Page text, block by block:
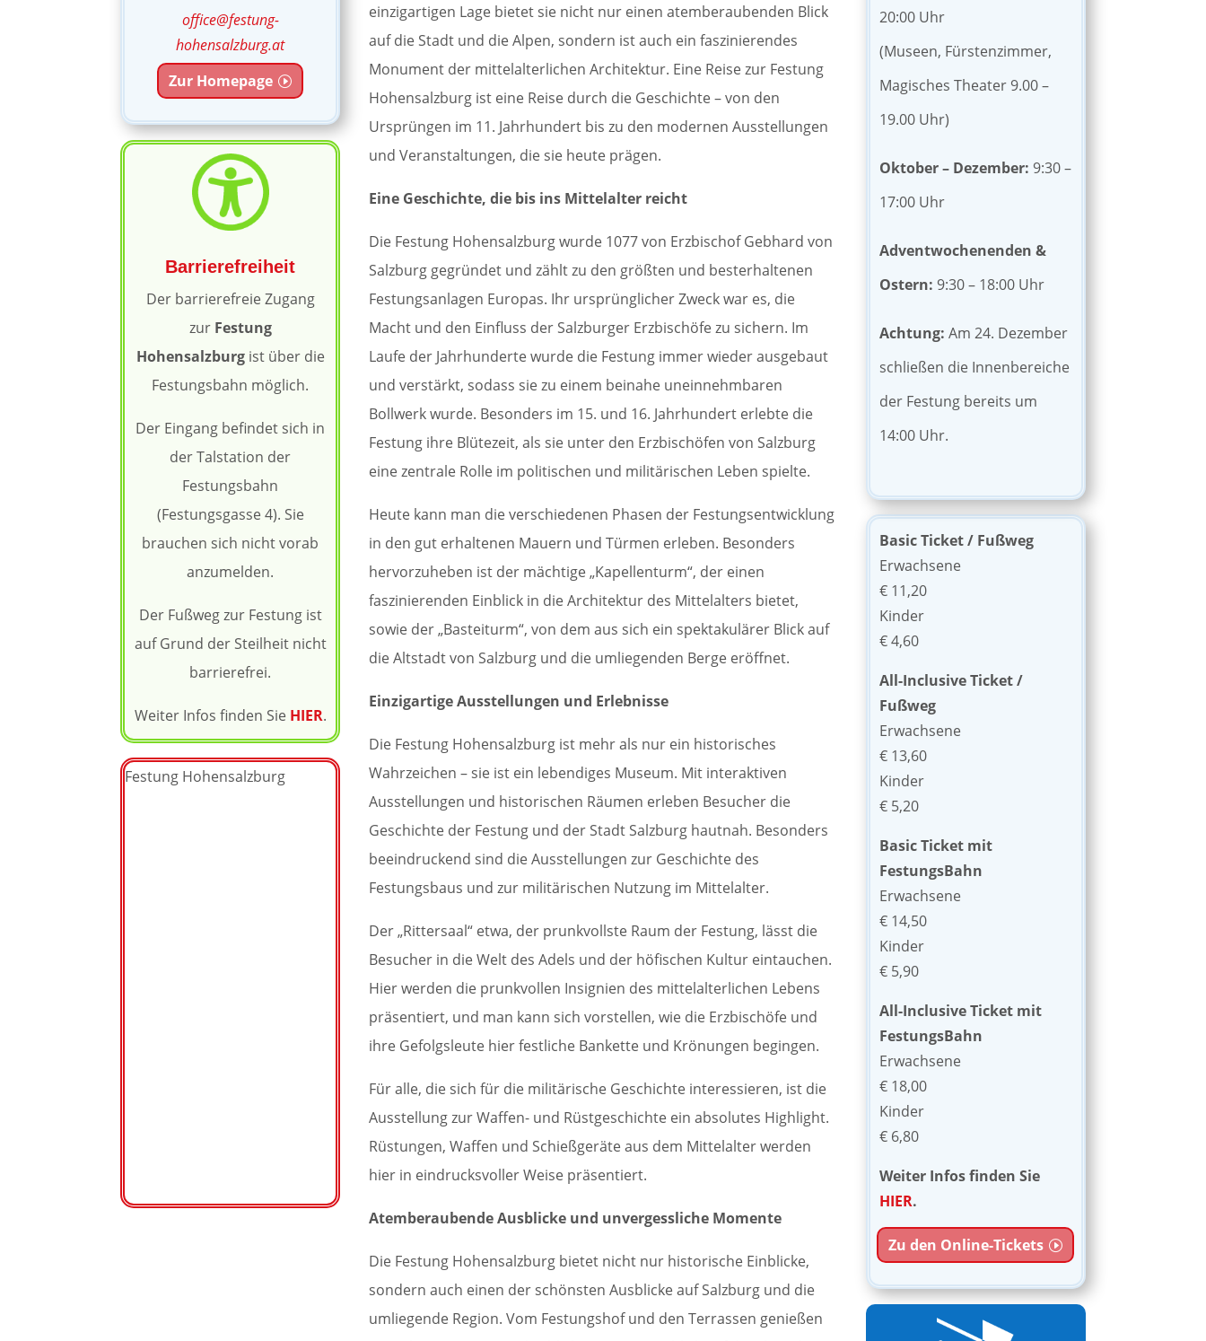
office@festung-
hohensalzburg.at
Zur Homepage
Barrierefreiheit
Der barrierefreie Zugang
zur Festung
Hohensalzburgist über die
Festungsbahn möglich.
Der Eingang befindet sich in
der Talstation der
Festungsbahn
(Festungsgasse 4). Sie
brauchen sich nicht vorab
anzumelden.
Der Fußweg zur Festung ist
auf Grund der Steilheit nicht
barrierefrei.
Weiter Infos finden Sie HIER.
Festung Hohensalzburg
einzigartigen Lage bietet sie nicht nur einen atemberaubenden Blick
auf die Stadt und die Alpen, sondern ist auch ein faszinierendes
Monument der mittelalterlichen Architektur. Eine Reise zur Festung
Hohensalzburg ist eine Reise durch die Geschichte – von den
Ursprüngen im 11. Jahrhundert bis zu den modernen Ausstellungen
und Veranstaltungen, die sie heute prägen.
Eine Geschichte, die bis ins Mittelalter reicht
Die Festung Hohensalzburg wurde 1077 von Erzbischof Gebhard von
Salzburg gegründet und zählt zu den größten und besterhaltenen
Festungsanlagen Europas. Ihr ursprünglicher Zweck war es, die
Macht und den Einfluss der Salzburger Erzbischöfe zu sichern. Im
Laufe der Jahrhunderte wurde die Festung immer wieder ausgebaut
und verstärkt, sodass sie zu einem beinahe uneinnehmbaren
Bollwerk wurde. Besonders im 15. und 16. Jahrhundert erlebte die
Festung ihre Blütezeit, als sie unter den Erzbischöfen von Salzburg
eine zentrale Rolle im politischen und militärischen Leben spielte.
Heute kann man die verschiedenen Phasen der Festungsentwicklung
in den gut erhaltenen Mauern und Türmen erleben. Besonders
hervorzuheben ist der mächtige „Kapellenturm“, der einen
faszinierenden Einblick in die Architektur des Mittelalters bietet,
sowie der „Basteiturm“, von dem aus sich ein spektakulärer Blick auf
die Altstadt von Salzburg und die umliegenden Berge eröffnet.
Einzigartige Ausstellungen und Erlebnisse
Die Festung Hohensalzburg ist mehr als nur ein historisches
Wahrzeichen – sie ist ein lebendiges Museum. Mit interaktiven
Ausstellungen und historischen Räumen erleben Besucher die
Geschichte der Festung und der Stadt Salzburg hautnah. Besonders
beeindruckend sind die Ausstellungen zur Geschichte des
Festungsbaus und zur militärischen Nutzung im Mittelalter.
Der „Rittersaal“ etwa, der prunkvollste Raum der Festung, lässt die
Besucher in die Welt des Adels und der höfischen Kultur eintauchen.
Hier werden die prunkvollen Insignien des mittelalterlichen Lebens
präsentiert, und man kann sich vorstellen, wie die Erzbischöfe und
ihre Gefolgsleute hier festliche Bankette und Krönungen begingen.
Für alle, die sich für die militärische Geschichte interessieren, ist die
Ausstellung zur Waffen- und Rüstgeschichte ein absolutes Highlight.
Rüstungen, Waffen und Schießgeräte aus dem Mittelalter werden
hier in eindrucksvoller Weise präsentiert.
Atemberaubende Ausblicke und unvergessliche Momente
Die Festung Hohensalzburg bietet nicht nur historische Einblicke,
sondern auch einen der schönsten Ausblicke auf Salzburg und die
umliegende Region. Vom Festungshof und den Terrassen genießen
20:00 Uhr
(Museen, Fürstenzimmer,
Magisches Theater 9.00 –
19.00 Uhr)
Oktober – Dezember: 9:30 –
17:00 Uhr
Adventwochenenden &
Ostern: 9:30 – 18:00 Uhr
Achtung: Am 24. Dezember
schließen die Innenbereiche
der Festung bereits um
14:00 Uhr.
Basic Ticket / Fußweg
Erwachsene
€ 11,20
Kinder
€ 4,60
All-Inclusive Ticket /
Fußweg
Erwachsene
€ 13,60
Kinder
€ 5,20
Basic Ticket mit
FestungsBahn
Erwachsene
€ 14,50
Kinder
€ 5,90
All-Inclusive Ticket mit
FestungsBahn
Erwachsene
€ 18,00
Kinder
€ 6,80
Weiter Infos finden Sie
HIER.
Zu den Online-Tickets